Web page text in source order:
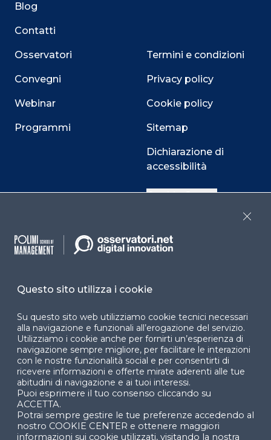
Blog
Contatti
Osservatori
Convegni
Webinar
Programmi
Termini e condizioni
Privacy policy
Cookie policy
Sitemap
Dichiarazione di
accessibilità
Cookie Center
Facebook LinkedIn
© 2024 Copyright © Politecnico di Milano Dipartimento
di Ingegneria Gestionale
Questo sito utilizza i cookie
Su questo sito web utilizziamo cookie tecnici necessari
alla navigazione e funzionali all’erogazione del servizio.
Utilizziamo i cookie anche per fornirti un’esperienza di
navigazione sempre migliore, per facilitare le interazioni
con le nostre funzionalità social e per consentirti di
ricevere informazioni e offerte mirate aderenti alle tue
abitudini di navigazione e ai tuoi interessi.
Puoi esprimere il tuo consenso cliccando su
ACCETTA.
Potrai sempre gestire le tue preferenze accedendo al
nostro COOKIE CENTER e ottenere maggiori
informazioni sui cookie utilizzati, visitando la nostra